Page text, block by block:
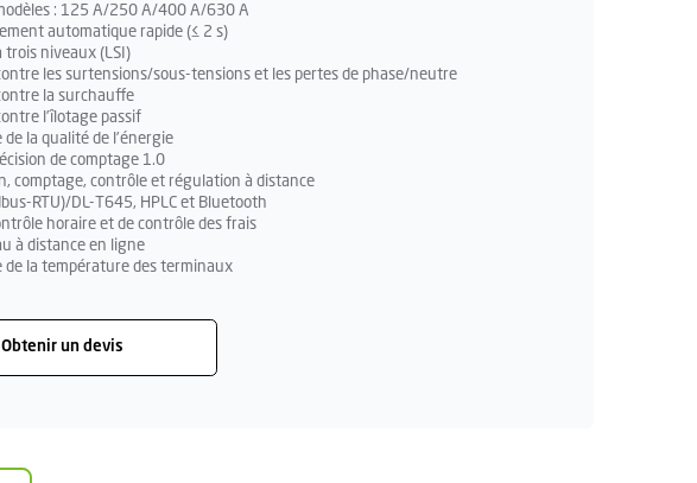
: 125 A/250 A/400 A/630 A
automatique rapide (≤ 2 s)
trois niveaux (LSI)
les surtensions/sous-tensions et les pertes de phase/neutre
la surchauffe
l’îlotage passif
de la qualité de l’énergie
de comptage 1.0
comptage, contrôle et régulation à distance
RTU)/DL-T645, HPLC et Bluetooth
horaire et de contrôle des frais
à distance en ligne
de la température des terminaux
Obtenir un devis